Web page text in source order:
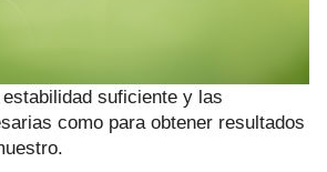
suficiente y las
como para obtener resultados